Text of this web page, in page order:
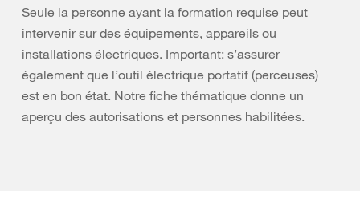
Seule la personne ayant la formation requise peut
intervenir sur des équipements, appareils ou
installations électriques. Important: s’assurer
également que l’outil électrique portatif (perceuses)
est en bon état. Notre fiche thématique donne un
aperçu des autorisations et personnes habilitées.